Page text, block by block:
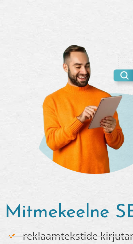
Mitmekeelne
reklaamtekstide